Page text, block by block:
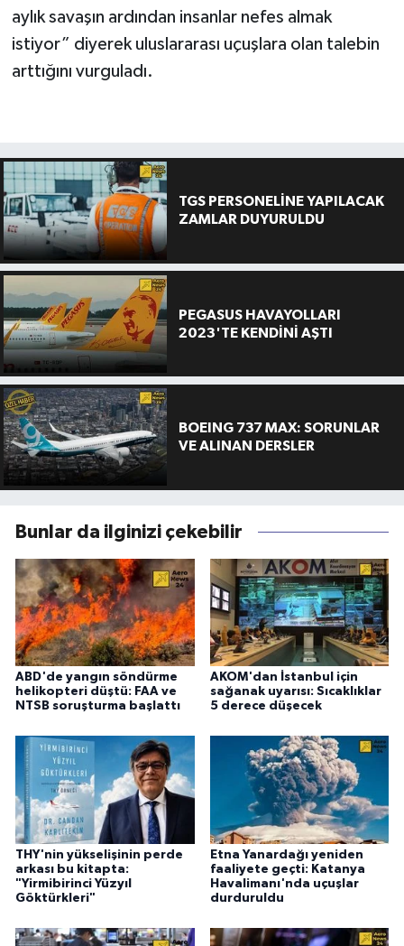
aylık savaşın ardından insanlar nefes almak
istiyor” diyerek uluslararası uçuşlara olan talebin
arttığını vurguladı.
TGS PERSONELİNE YAPILACAK
ZAMLAR DUYURULDU
PEGASUS HAVAYOLLARI
2023'TE KENDİNİ AŞTI
BOEING 737 MAX: SORUNLAR
VE ALINAN DERSLER
Bunlar da ilginizi çekebilir
ABD'de yangın söndürme
helikopteri düştü: FAA ve
NTSB soruşturma başlattı
AKOM'dan İstanbul için
sağanak uyarısı: Sıcaklıklar
5 derece düşecek
THY'nin yükselişinin perde
arkası bu kitapta:
"Yirmibirinci Yüzyıl
Göktürkleri"
Etna Yanardağı yeniden
faaliyete geçti: Katanya
Havalimanı'nda uçuşlar
durduruldu